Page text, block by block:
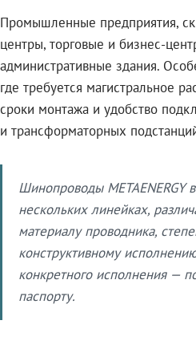
Промышленные предприятия,
центры, торговые и бизнес-
административные здания.
где требуется магистральное
сроки монтажа и удобство
и трансформаторных
Шинопроводы METAENERGY
нескольких линейках,
материалу проводника,
конструктивному
конкретного исполнения —
паспорту.